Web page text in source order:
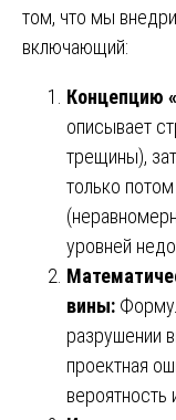
том, что мы
включающий:
Концепцию
описывает
трещины),
только
уровней
вины:
разрушении
проектная
вероятность